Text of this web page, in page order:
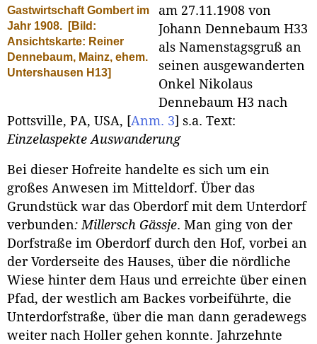
Gastwirtschaft Gombert im
Jahr 1908.
[Bild:
Ansichtskarte: Reiner
Dennebaum, Mainz, ehem.
Untershausen H13]
am 27.11.1908 von
Johann Dennebaum H33
als Namenstagsgruß an
seinen ausgewanderten
Onkel Nikolaus
Dennebaum H3 nach
Pottsville, PA, USA, [Anm. 3] s.a. Text:
Einzelaspekte Auswanderung
Bei dieser Hofreite handelte es sich um ein
großes Anwesen im Mitteldorf. Über das
Grundstück war das Oberdorf mit dem Unterdorf
verbunden: Millersch Gässje. Man ging von der
Dorfstraße im Oberdorf durch den Hof, vorbei an
der Vorderseite des Hauses, über die nördliche
Wiese hinter dem Haus und erreichte über einen
Pfad, der westlich am Backes vorbeiführte, die
Unterdorfstraße, über die man dann geradewegs
weiter nach Holler gehen konnte. Jahrzehnte